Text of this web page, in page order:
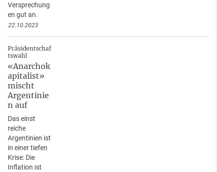
Versprechung
en gut an.
22.10.2023
Präsidentschaf
tswahl
«Anarchok
apitalist»
mischt
Argentinie
n auf
Das einst
reiche
Argentinien ist
in einer tiefen
Krise: Die
Inflation ist